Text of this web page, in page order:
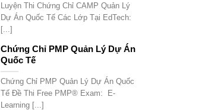
Luyện Thi Chứng Chỉ CAMP Quản Lý
Dự Án Quốc Tế Các Lớp Tại EdTech:
[...]
Chứng Chỉ PMP Quản Lý Dự Án
Quốc Tế
Chứng Chỉ PMP Quản Lý Dự Án Quốc
Tế Đề Thi Free PMP® Exam: E-
Learning [...]